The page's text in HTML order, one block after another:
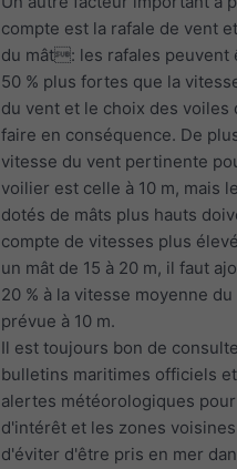
compte est la rafale de vent
du mât: les rafales peuvent
50 % plus fortes que la
du vent et le choix des voiles
faire en conséquence. De
vitesse du vent pertinente
voilier est celle à 10 m, mais
dotés de mâts plus hauts
compte de vitesses plus
un mât de 15 à 20 m, il faut
20 % à la vitesse moyenne
prévue à 10 m.
Il est toujours bon de
bulletins maritimes officiels
alertes météorologiques
d'intérêt et les zones
d'éviter d'être pris en mer